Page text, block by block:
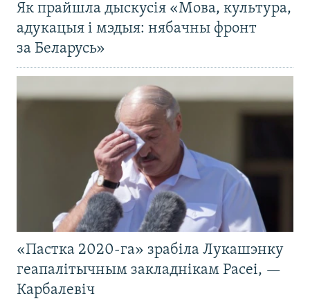
Як прайшла дыскусія «Мова, культура,
адукацыя і мэдыя: нябачны фронт
за Беларусь»
«Пастка 2020-га» зрабіла Лукашэнку
геапалітычным закладнікам Расеі, —
Карбалевіч